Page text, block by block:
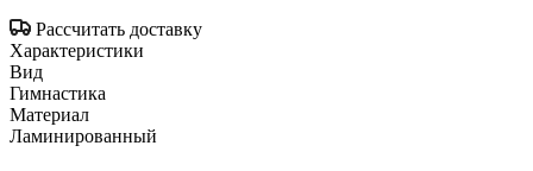
Рассчитать доставку
Характеристики
Вид
Гимнастика
Материал
Ламинированный